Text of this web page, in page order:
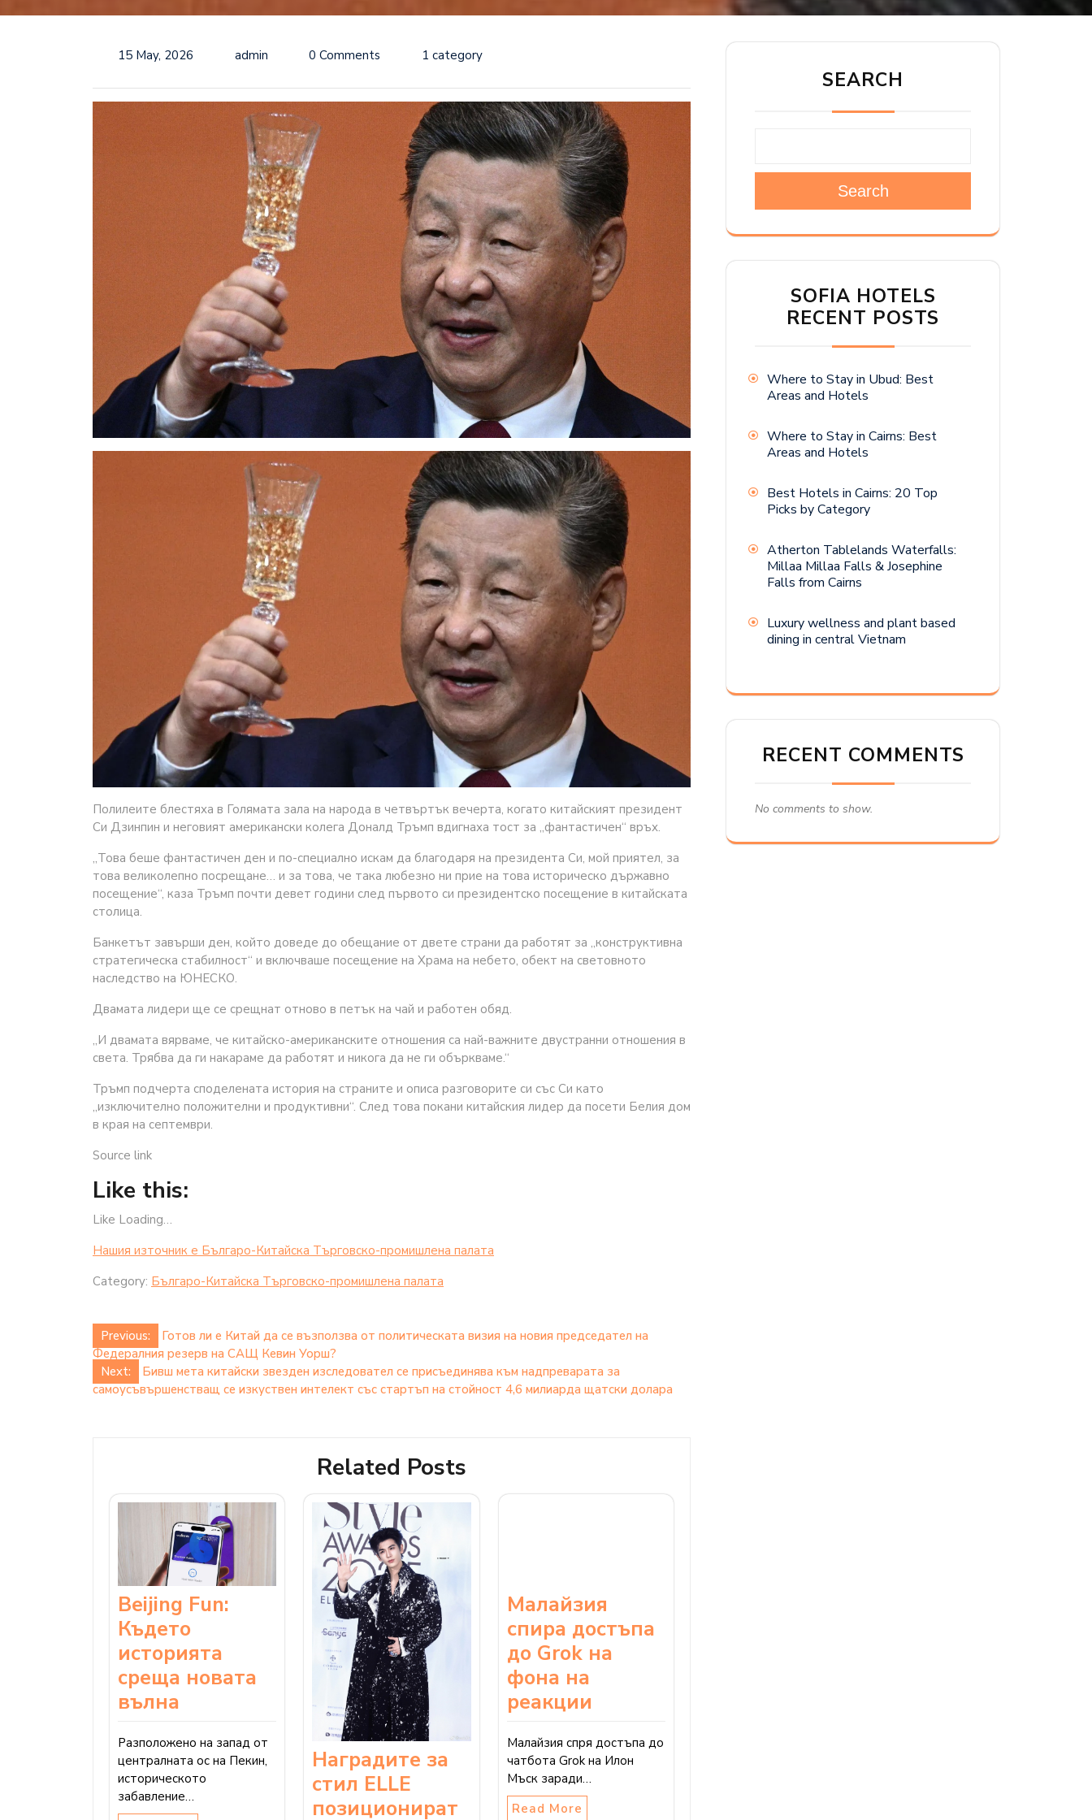
15 May, 2026 admin 0 Comments 1 category
Полилеите блестяха в Голямата зала на народа в четвъртък вечерта, когато китайският президент
Си Дзинпин и неговият американски колега Доналд Тръмп вдигнаха тост за „фантастичен“ връх.
„Това беше фантастичен ден и по-специално искам да благодаря на президента Си, мой приятел, за
това великолепно посрещане… и за това, че така любезно ни прие на това историческо държавно
посещение“, каза Тръмп почти девет години след първото си президентско посещение в китайската
столица.
Банкетът завърши ден, който доведе до обещание от двете страни да работят за „конструктивна
стратегическа стабилност“ и включваше посещение на Храма на небето, обект на световното
наследство на ЮНЕСКО.
Двамата лидери ще се срещнат отново в петък на чай и работен обяд.
„И двамата вярваме, че китайско-американските отношения са най-важните двустранни отношения в
света. Трябва да ги накараме да работят и никога да не ги объркваме.“
Тръмп подчерта споделената история на страните и описа разговорите си със Си като
„изключително положителни и продуктивни“. След това покани китайския лидер да посети Белия дом
в края на септември.
Source link
Like this:
Like Loading…
Нашия източник е Българо-Китайска Търговско-промишлена палaта
Category: Българо-Китайска Търговско-промишлена палaта
Post
navigation
Previous:
Готов ли е Китай да се възползва от политическата визия на новия председател на
Федералния резерв на САЩ Кевин Уорш?
Next:
Бивш мета китайски звезден изследовател се присъединява към надпреварата за
самоусъвършенстващ се изкуствен интелект със стартъп на стойност 4,6 милиарда щатски долара
Related Posts
Beijing Fun:
Където
историята
среща новата
вълна
Разположено на запад от
централната ос на Пекин,
историческото
забавление…
Наградите за
стил ELLE
позиционират
Малайзия
спира достъпа
до Grok на
фона на
реакции
Малайзия спря достъпа до
чатбота Grok на Илон
Мъск заради…
Read More
SEARCH
Search
SOFIA HOTELS
RECENT POSTS
Where to Stay in Ubud: Best
Areas and Hotels
Where to Stay in Cairns: Best
Areas and Hotels
Best Hotels in Cairns: 20 Top
Picks by Category
Atherton Tablelands Waterfalls:
Millaa Millaa Falls & Josephine
Falls from Cairns
Luxury wellness and plant based
dining in central Vietnam
RECENT COMMENTS
No comments to show.